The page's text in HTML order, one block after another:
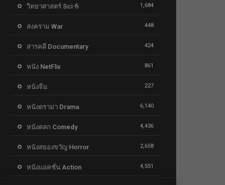
วิทยาศาสตร์ Sci-fi 1,684
สงคราม War 448
สารคดี Documentary 424
หนัง NetFlix 861
หนังจีน 227
หนังดราม่า Drama 6,140
หนังตลก Comedy 4,436
หนังสยองขวัญ Horror 2,658
หนังแอคชั่น Action 4,551